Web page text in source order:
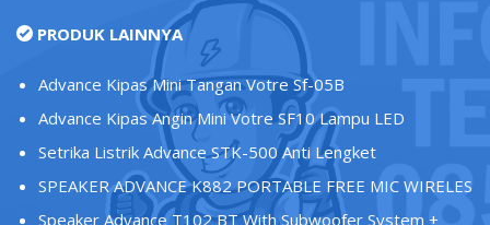
PRODUK LAINNYA
Advance Kipas Mini Tangan Votre Sf-05B
Advance Kipas Angin Mini Votre SF10 Lampu LED
Setrika Listrik Advance STK-500 Anti Lengket
SPEAKER ADVANCE K882 PORTABLE FREE MIC WIRELES
Speaker Advance T102 BT With Subwoofer System +